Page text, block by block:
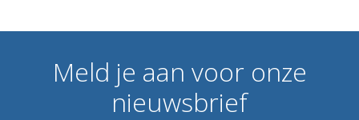
Meld je aan voor onze
nieuwsbrief